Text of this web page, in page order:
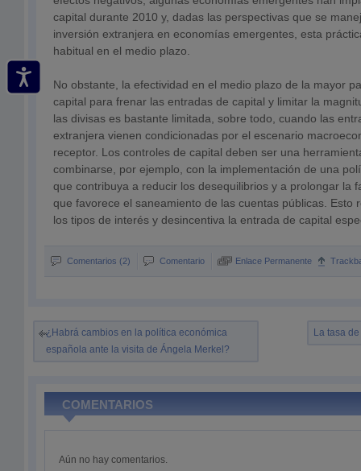
capital durante 2010 y, dadas las perspectivas que se
inversión extranjera en economías emergentes, esta
habitual en el medio plazo.
No obstante, la efectividad en el medio plazo de la mayor
capital para frenar las entradas de capital y limitar la
las divisas es bastante limitada, sobre todo, cuando las
extranjera vienen condicionadas por el escenario
receptor. Los controles de capital deben ser una
combinarse, por ejemplo, con la implementación de una
que contribuya a reducir los desequilibrios y a prolongar la
que favorece el saneamiento de las cuentas públicas. Esto
los tipos de interés y desincentiva la entrada de capital
Comentarios (2) Comentario Enlace Permanente
¿Habrá cambios en la política económica
española ante la visita de Ángela Merkel?
La tasa
COMENTARIOS
Aún no hay comentarios.